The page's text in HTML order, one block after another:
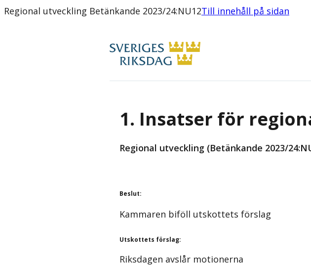
Regional utveckling Betänkande 2023/24:NU12Till innehåll på sidan
1. Insatser för
Regional utveckling (Betänkande 2023/
Beslut:
Kammaren biföll utskottets förslag
Utskottets förslag:
Riksdagen avslår motionerna